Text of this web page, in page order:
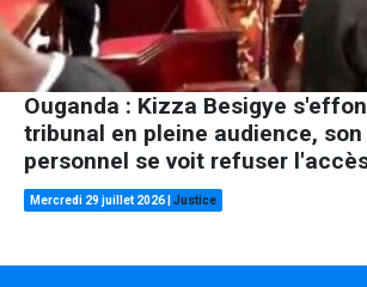
Ouganda : Kizza Besigye
tribunal en pleine audience,
personnel se voit refuser
Mercredi 29 juillet 2026 Justice